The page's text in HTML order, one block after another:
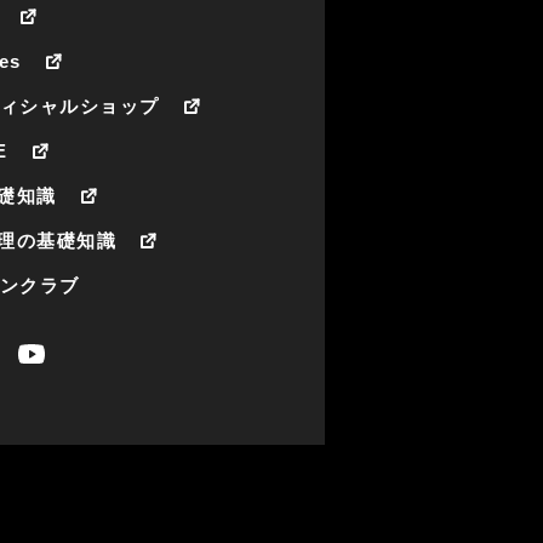
シャルショップ
知識
の基礎知識
クラブ